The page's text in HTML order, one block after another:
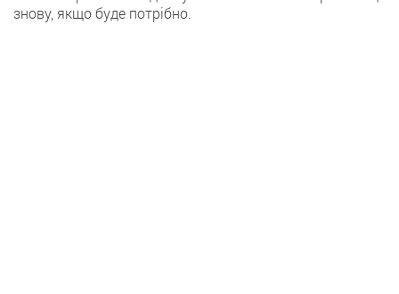
знову, якщо буде потрібно.